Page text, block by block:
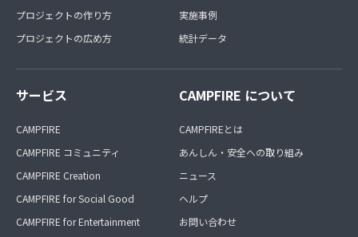
プロジェクトの作り方
プロジェクトの広め方
実施事例
統計データ
サービス
CAMPFIRE
CAMPFIRE コミュニティ
CAMPFIRE Creation
CAMPFIRE for Social Good
CAMPFIRE for Entertainment
CAMPFIRE について
CAMPFIREとは
あんしん・安全への取り組み
ニュース
ヘルプ
お問い合わせ